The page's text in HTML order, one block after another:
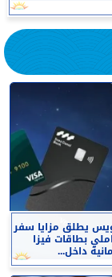
يطلق مزايا سفر
بطاقات فيزا
داخل...